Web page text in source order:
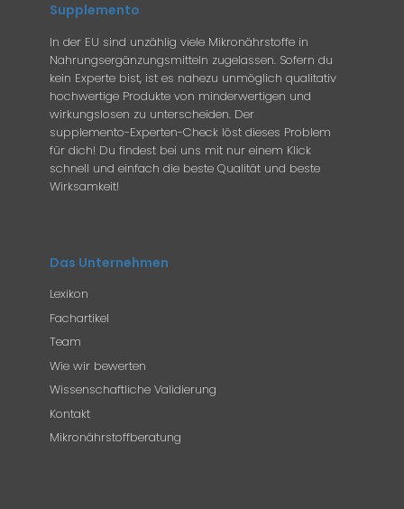
Supplemento
In der EU sind unzählig viele Mikronährstoffe in
Nahrungsergänzungsmitteln zugelassen. Sofern du
kein Experte bist, ist es nahezu unmöglich qualitativ
hochwertige Produkte von minderwertigen und
wirkungslosen zu unterscheiden. Der
supplemento-Experten-Check löst dieses Problem
für dich! Du findest bei uns mit nur einem Klick
schnell und einfach die beste Qualität und beste
Wirksamkeit!
Das Unternehmen
Lexikon
Fachartikel
Team
Wie wir bewerten
Wissenschaftliche Validierung
Kontakt
Mikronährstoffberatung